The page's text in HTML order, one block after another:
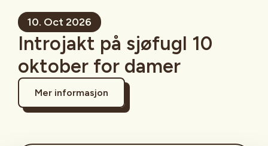
10. Oct 2026
Introjakt på sjøfugl 10
oktober for damer
Mer informasjon